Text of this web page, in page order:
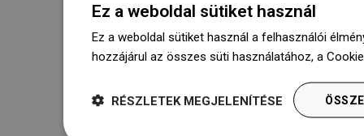
Ez a weboldal sütiket használ
Ez a weboldal sütiket használ a felhasználói
hozzájárul az összes süti használatához, a
RÉSZLETEK MEGJELENÍTÉSE